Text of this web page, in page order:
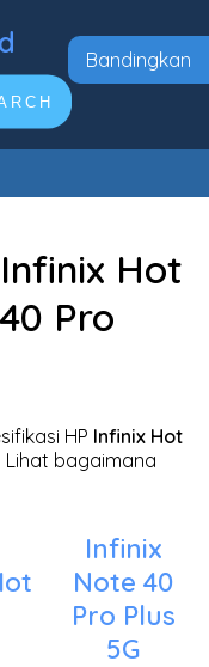
Hot
Pro
HP Infinix Hot
. Lihat bagaimana
Infinix
Note 40
Pro Plus
5G
Bandingkan